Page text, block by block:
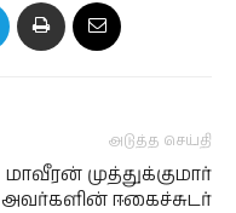
அடுத்த செய்தி
மாவீரன் முத்துக்குமார்
அவர்களின் ஈகைச்சுடர்